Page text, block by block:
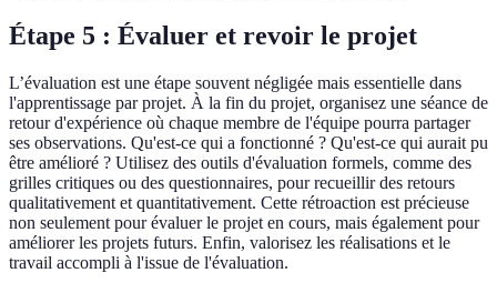
Étape 5 : Évaluer et revoir le projet
L’évaluation est une étape souvent négligée mais essentielle dans
l'apprentissage par projet. À la fin du projet, organisez une séance de
retour d'expérience où chaque membre de l'équipe pourra partager
ses observations. Qu'est-ce qui a fonctionné ? Qu'est-ce qui aurait pu
être amélioré ? Utilisez des outils d'évaluation formels, comme des
grilles critiques ou des questionnaires, pour recueillir des retours
qualitativement et quantitativement. Cette rétroaction est précieuse
non seulement pour évaluer le projet en cours, mais également pour
améliorer les projets futurs. Enfin, valorisez les réalisations et le
travail accompli à l'issue de l'évaluation.